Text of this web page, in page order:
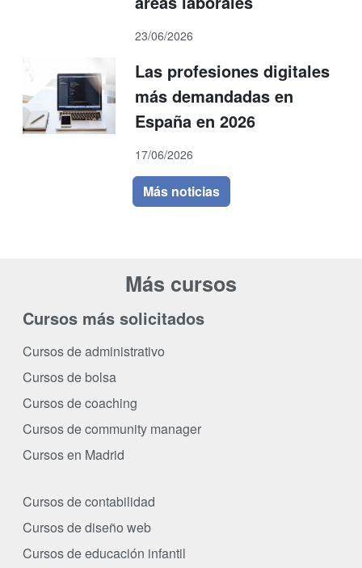
23/06/2026
Las profesiones digitales
más demandadas en
España en 2026
17/06/2026
Más noticias
Más cursos
Cursos más solicitados
Cursos de administrativo
Cursos de bolsa
Cursos de coaching
Cursos de community manager
Cursos en Madrid
Cursos de contabilidad
Cursos de diseño web
Cursos de educación infantil